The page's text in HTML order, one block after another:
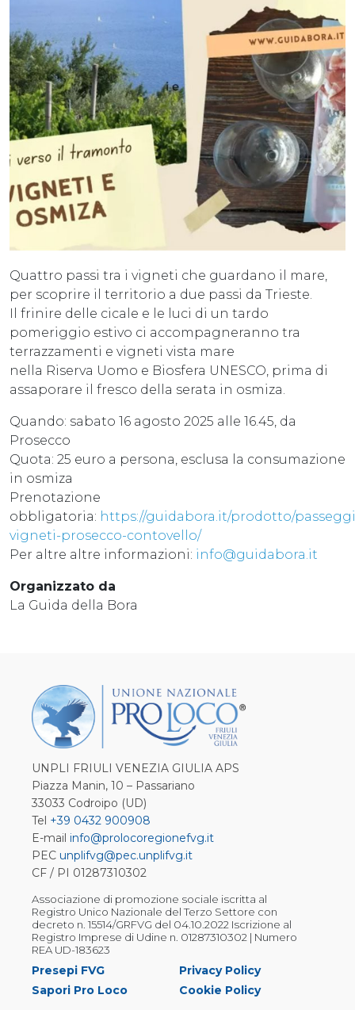
Quattro passi tra i vigneti che guardano il mare,
per scoprire il territorio a due passi da Trieste.
Il frinire delle cicale e le luci di un tardo
pomeriggio estivo ci accompagneranno tra
terrazzamenti e vigneti vista mare
nella Riserva Uomo e Biosfera UNESCO, prima di
assaporare il fresco della serata in osmiza.
Quando: sabato 16 agosto 2025 alle 16.45, da
Prosecco
Quota: 25 euro a persona, esclusa la consumazione
in osmiza
Prenotazione
obbligatoria: https://guidabora.it/prodotto/
vigneti-prosecco-contovello/
Per altre altre informazioni: info@guidabora.it
Organizzato da
La Guida della Bora
UNPLI FRIULI VENEZIA GIULIA APS
Piazza Manin, 10 – Passariano
33033 Codroipo (UD)
Tel +39 0432 900908
E-mail info@prolocoregionefvg.it
PEC unplifvg@pec.unplifvg.it
CF / PI 01287310302
Associazione di promozione sociale iscritta al
Registro Unico Nazionale del Terzo Settore con
decreto n. 15514/GRFVG del 04.10.2022 Iscrizione al
Registro Imprese di Udine n. 01287310302 | Numero
REA UD-183623
Presepi FVG
Sapori Pro Loco
Privacy Policy
Cookie Policy